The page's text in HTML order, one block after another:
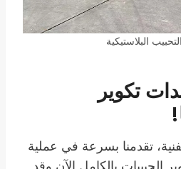
البلاستيكية
تكوير
تقدمنا بسرعة في عملية